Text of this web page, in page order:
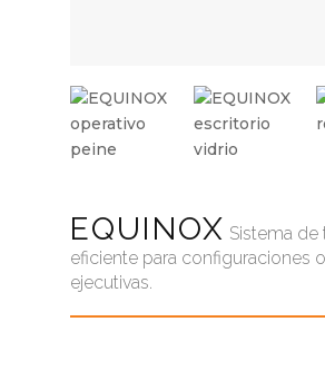
EQUINOX Sistema de
eficiente para configuraciones
ejecutivas.